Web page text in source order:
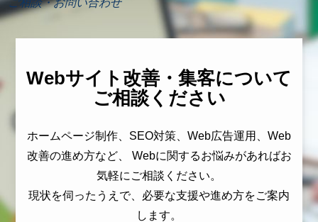
ご相談・お問い合わせ
Webサイト改善・集客について
ご相談ください
ホームページ制作、SEO対策、Web広告運用、Web
改善の進め方など、 Webに関するお悩みがあればお
気軽にご相談ください。
現状を伺ったうえで、必要な支援や進め方をご案内
します。